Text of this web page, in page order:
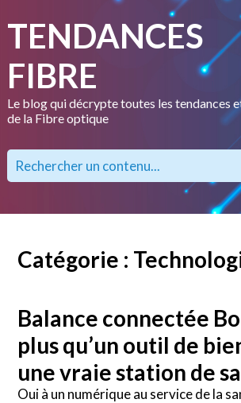
TENDANCES
FIBRE
Le blog qui décrypte toutes les tendances
de la Fibre optique
Catégorie :
Balance connectée
plus qu’un outil de
une vraie station de
Oui à un numérique au service de la